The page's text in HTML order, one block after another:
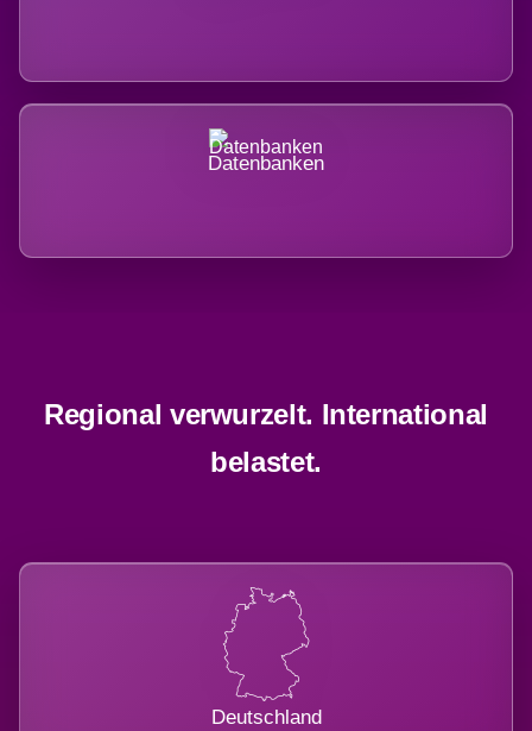
Datenbanken
Regional verwurzelt. International
belastet.
Deutschland